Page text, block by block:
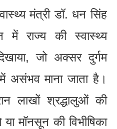
मंत्री डॉ. धन सिंह
में राज्य की स्वास्थ्य
जो अक्सर दुर्गम
में असंभव माना जाता है।
लाखों श्रद्धालुओं की
मॉनसून की विभीषिका